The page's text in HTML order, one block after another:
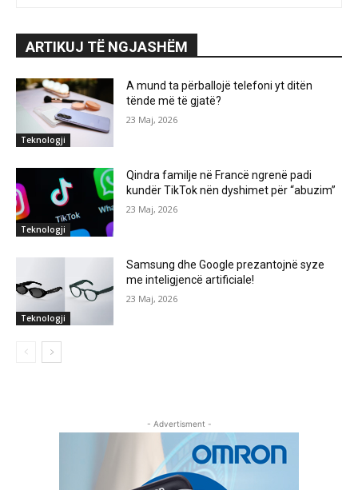
ARTIKUJ TË NGJASHËM
Teknologji
A mund ta përballojë telefoni yt ditën
tënde më të gjatë?
23 Maj, 2026
Teknologji
Qindra familje në Francë ngrenë padi
kundër TikTok nën dyshimet për “abuzim”
23 Maj, 2026
Teknologji
Samsung dhe Google prezantojnë syze
me inteligjencë artificiale!
23 Maj, 2026
- Advertisment -